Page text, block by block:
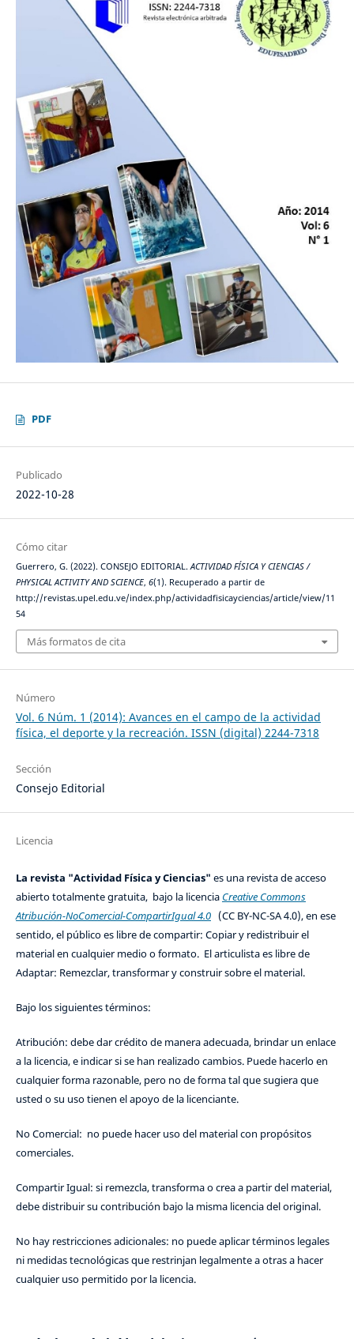
PDF
Publicado
2022-10-28
Cómo citar
Guerrero, G. (2022). CONSEJO EDITORIAL. ACTIVIDAD FÍSICA Y CIENCIAS /
PHYSICAL ACTIVITY AND SCIENCE, 6(1). Recuperado a partir de
http://revistas.upel.edu.ve/index.php/actividadfisicayciencias/article/view/11
54
Más formatos de cita
Número
Vol. 6 Núm. 1 (2014): Avances en el campo de la actividad
física, el deporte y la recreación. ISSN (digital) 2244-7318
Sección
Consejo Editorial
Licencia
La revista "Actividad Física y Ciencias" es una revista de acceso
abierto totalmente gratuita, bajo la licencia Creative Commons
Atribución-NoComercial-CompartirIgual 4.0(CC BY-NC-SA 4.0), en ese
sentido, el público es libre de compartir: Copiar y redistribuir el
material en cualquier medio o formato. El articulista es libre de
Adaptar: Remezclar, transformar y construir sobre el material.
Bajo los siguientes términos:
Atribución: debe dar crédito de manera adecuada, brindar un enlace
a la licencia, e indicar si se han realizado cambios. Puede hacerlo en
cualquier forma razonable, pero no de forma tal que sugiera que
usted o su uso tienen el apoyo de la licenciante.
No Comercial: no puede hacer uso del material con propósitos
comerciales.
Compartir Igual: si remezcla, transforma o crea a partir del material,
debe distribuir su contribución bajo la misma licencia del original.
No hay restricciones adicionales: no puede aplicar términos legales
ni medidas tecnológicas que restrinjan legalmente a otras a hacer
cualquier uso permitido por la licencia.